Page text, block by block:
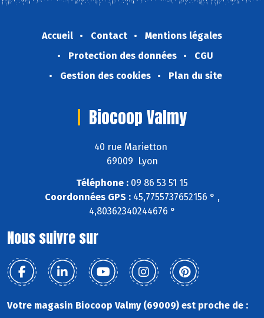
Accueil Contact
Mentions légales
Protection des données
CGU
Gestion des cookies
Plan du site
Biocoop Valmy
40 rue Marietton
69009 Lyon
Téléphone : 09 86 53 51 15
Coordonnées GPS :45,7755737652156 ° ,
4,80362340244676 °
Nous suivre sur
Votre magasin Biocoop Valmy (69009) est proche de :